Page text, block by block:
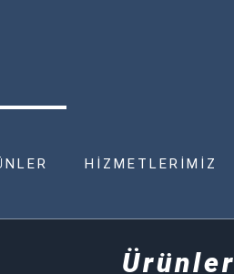
HİZMETLERİMİZ
Ürünler